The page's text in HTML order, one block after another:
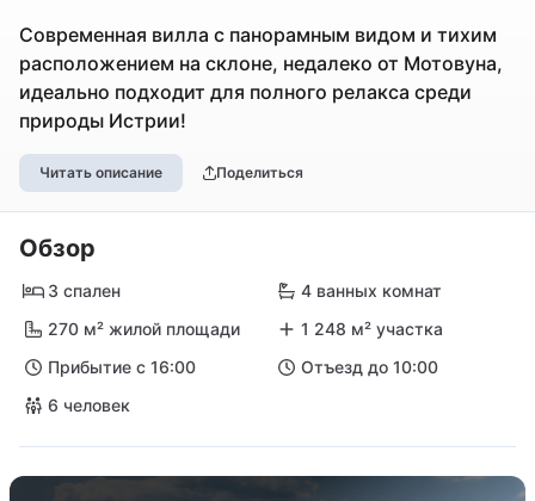
Современная вилла с панорамным видом и тихим
расположением на склоне, недалеко от Мотовуна,
идеально подходит для полного релакса среди
природы Истрии!
Читать описание Поделиться
Обзор
3 спален
4 ванных комнат
270 м² жилой площади
1 248 м² участка
Прибытие с 16:00
Отъезд до 10:00
6 человек